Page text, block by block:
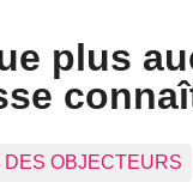
plus
DES OBJECTEURS